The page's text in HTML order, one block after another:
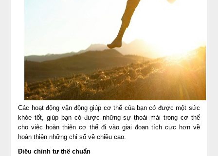
Các hoạt động vận động giúp cơ thể của bạn có được một sức
khỏe tốt, giúp bạn có được những sự thoải mái trong cơ thể
cho việc hoàn thiện cơ thể đi vào giai đoạn tích cực hơn về
hoàn thiện những chỉ số về chiều cao.
Điều chỉnh tư thế chuẩn